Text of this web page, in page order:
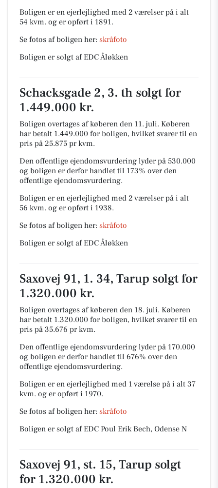
Boligen er en ejerlejlighed med 2 værelser på i alt
54 kvm. og er opført i 1891.
Se fotos af boligen her: skråfoto
Boligen er solgt af EDC Åløkken
Schacksgade 2, 3. th solgt for
1.449.000 kr.
Boligen overtages af køberen den 11. juli. Køberen
har betalt 1.449.000 for boligen, hvilket svarer til en
pris på 25.875 pr kvm.
Den offentlige ejendomsvurdering lyder på 530.000
og boligen er derfor handlet til 173% over den
offentlige ejendomsvurdering.
Boligen er en ejerlejlighed med 2 værelser på i alt
56 kvm. og er opført i 1938.
Se fotos af boligen her: skråfoto
Boligen er solgt af EDC Åløkken
Saxovej 91, 1. 34, Tarup solgt for
1.320.000 kr.
Boligen overtages af køberen den 18. juli. Køberen
har betalt 1.320.000 for boligen, hvilket svarer til en
pris på 35.676 pr kvm.
Den offentlige ejendomsvurdering lyder på 170.000
og boligen er derfor handlet til 676% over den
offentlige ejendomsvurdering.
Boligen er en ejerlejlighed med 1 værelse på i alt 37
kvm. og er opført i 1970.
Se fotos af boligen her: skråfoto
Boligen er solgt af EDC Poul Erik Bech, Odense N
Saxovej 91, st. 15, Tarup solgt
for 1.320.000 kr.